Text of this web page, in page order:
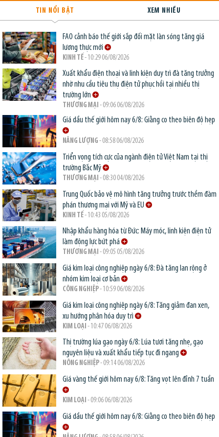
TIN NỔI BẬT XEM NHIỀU
FAO cảnh báo thế giới sắp đối mặt làn sóng tăng giá
lương thực mới
KINH TẾ- 10:29 06/08/2026
Xuất khẩu điện thoại và linh kiện duy trì đà tăng trưởng
nhờ nhu cầu tiêu thụ điện tử phục hồi tại nhiều thị
trường lớn
THƯƠNG MẠI - 09:06 06/08/2026
Giá dầu thế giới hôm nay 6/8: Giằng co theo biên độ hẹp
NĂNG LƯỢNG - 08:58 06/08/2026
Triển vọng tích cực của ngành điện tử Việt Nam tại thị
trường Bắc Mỹ
THƯƠNG MẠI - 08:30 04/08/2026
Trung Quốc bảo vệ mô hình tăng trưởng trước thềm đàm
phán thương mại với Mỹ và EU
KINH TẾ- 10:43 05/08/2026
Nhập khẩu hàng hóa từ Đức: Máy móc, linh kiện điện tử
làm động lực bứt phá
THƯƠNG MẠI - 09:05 05/08/2026
Giá kim loại công nghiệp ngày 6/8: Đà tăng lan rộng ở
nhóm kim loại cơ bản
CÔNG NGHIỆP- 10:59 06/08/2026
Giá kim loại công nghiệp ngày 6/8: Tăng giảm đan xen,
xu hướng phân hóa duy trì
KIM LOẠI - 10:47 06/08/2026
Thị trường lúa gạo ngày 6/8: Lúa tươi tăng nhẹ, gạo
nguyên liệu và xuất khẩu tiếp tục đi ngang
NÔNG NGHIỆP- 09:14 06/08/2026
Giá vàng thế giới hôm nay 6/8: Tăng vọt lên đỉnh 7 tuần
KIM LOẠI - 09:06 06/08/2026
Giá dầu thế giới hôm nay 6/8: Giằng co theo biên độ hẹp